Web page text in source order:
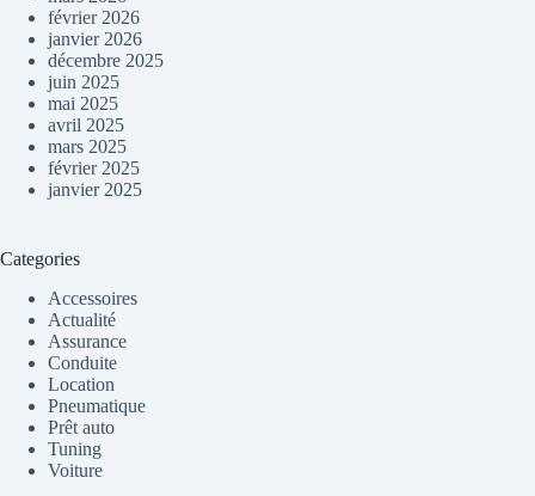
février 2026
janvier 2026
décembre 2025
juin 2025
mai 2025
avril 2025
mars 2025
février 2025
janvier 2025
Categories
Accessoires
Actualité
Assurance
Conduite
Location
Pneumatique
Prêt auto
Tuning
Voiture